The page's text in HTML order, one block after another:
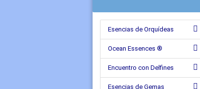
Esencias de Orquídeas
Ocean Essences ®
Encuentro con Delfines
Esencias de Gemas